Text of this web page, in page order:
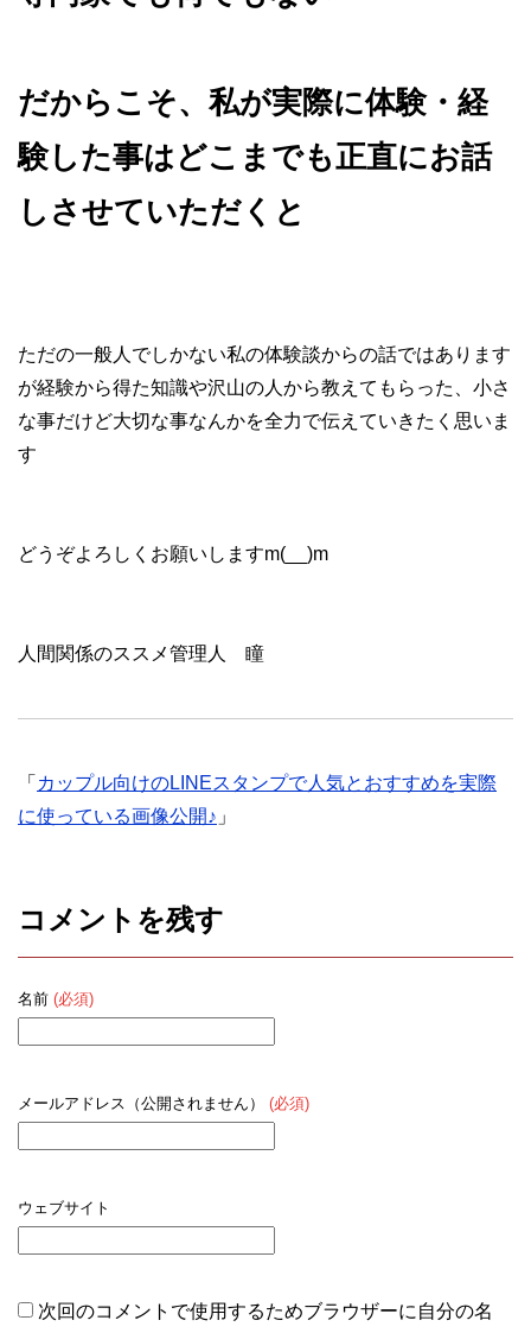
だからこそ、私が実際に体験・経
験した事はどこまでも正直にお話
しさせていただくと
ただの一般人でしかない私の体験談からの話ではあります
が経験から得た知識や沢山の人から教えてもらった、小さ
な事だけど大切な事なんかを全力で伝えていきたく思いま
す
どうぞよろしくお願いしますm(__)m
人間関係のススメ管理人 瞳
「 カップル向けのLINEスタンプで人気とおすすめを実際
に使っている画像公開♪ 」
コメントを残す
名前 (必須)
メールアドレス（公開されません） (必須)
ウェブサイト
次回のコメントで使用するためブラウザーに自分の名